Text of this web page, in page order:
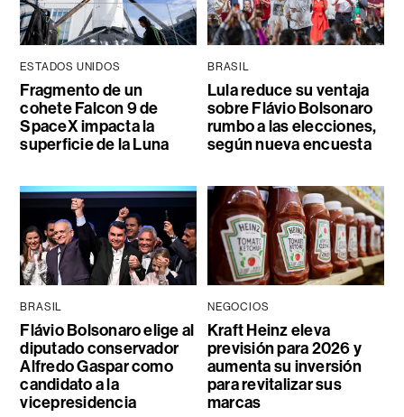
ESTADOS UNIDOS
Fragmento de un
cohete Falcon 9 de
SpaceX impacta la
superficie de la Luna
BRASIL
Lula reduce su ventaja
sobre Flávio Bolsonaro
rumbo a las elecciones,
según nueva encuesta
BRASIL
Flávio Bolsonaro elige al
diputado conservador
Alfredo Gaspar como
candidato a la
vicepresidencia
NEGOCIOS
Kraft Heinz eleva
previsión para 2026 y
aumenta su inversión
para revitalizar sus
marcas